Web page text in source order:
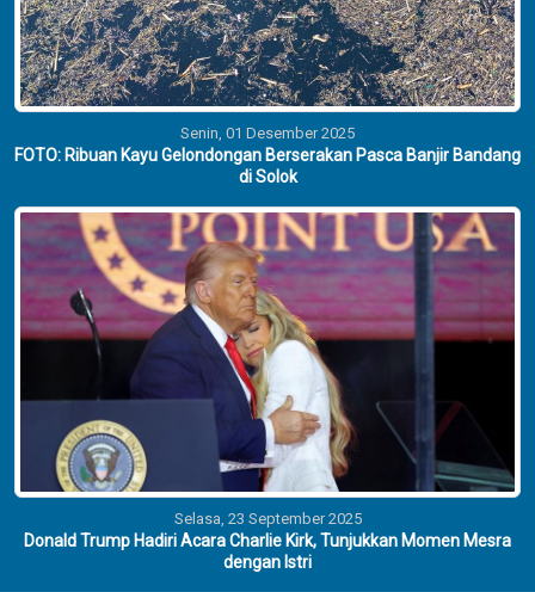
Senin, 01 Desember 2025
FOTO: Ribuan Kayu Gelondongan Berserakan Pasca Banjir Bandang
di Solok
Selasa, 23 September 2025
Donald Trump Hadiri Acara Charlie Kirk, Tunjukkan Momen Mesra
dengan Istri